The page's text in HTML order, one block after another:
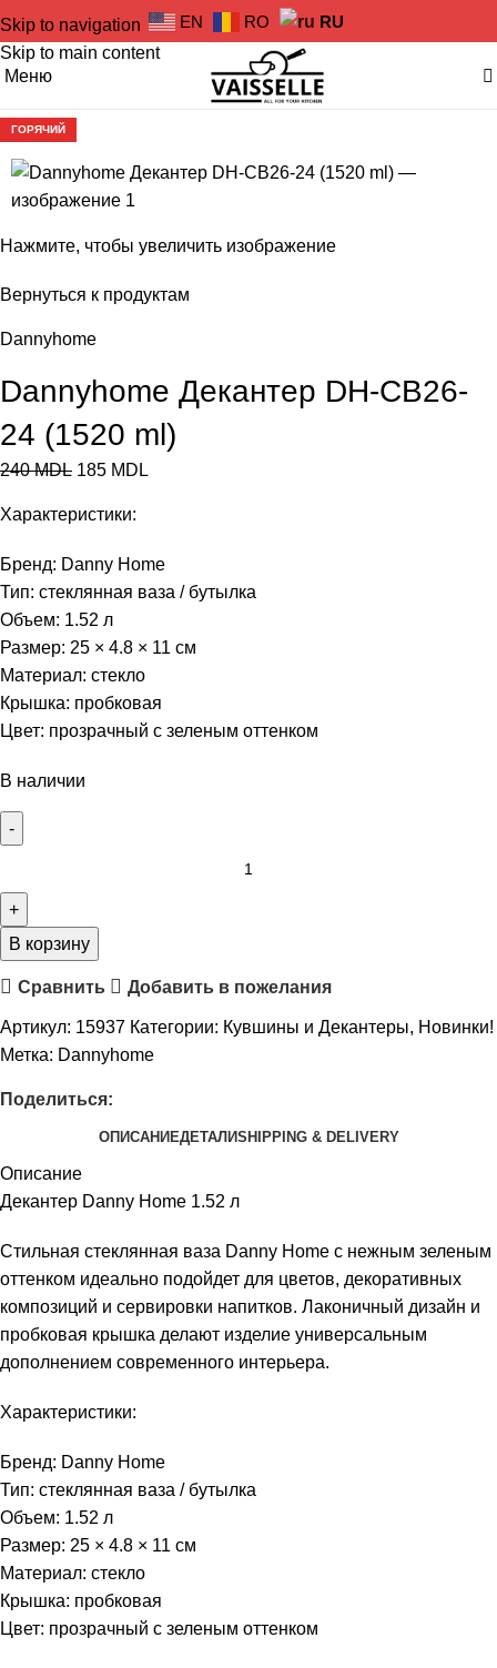
Skip to navigation
Skip to main content
EN RO RU
Меню
ГОРЯЧИЙ
Нажмите, чтобы увеличить изображение
Вернуться к продуктам
Dannyhome
Dannyhome Декантер DH-CB26-
24 (1520 ml)
240MDL 185 MDL
Характеристики:
Бренд: Danny Home
Тип: стеклянная ваза / бутылка
Объем: 1.52 л
Размер: 25 × 4.8 × 11 см
Материал: стекло
Крышка: пробковая
Цвет: прозрачный с зеленым оттенком
В наличии
В корзину
Сравнить Добавить в пожелания
Артикул: 15937 Категории: Кувшины и Декантеры, Новинки!
Метка: Dannyhome
Поделиться:
ОПИСАНИЕДЕТАЛИSHIPPING & DELIVERY
Описание
Декантер Danny Home 1.52 л
Стильная стеклянная ваза Danny Home с нежным зеленым
оттенком идеально подойдет для цветов, декоративных
композиций и сервировки напитков. Лаконичный дизайн и
пробковая крышка делают изделие универсальным
дополнением современного интерьера.
Характеристики:
Бренд: Danny Home
Тип: стеклянная ваза / бутылка
Объем: 1.52 л
Размер: 25 × 4.8 × 11 см
Материал: стекло
Крышка: пробковая
Цвет: прозрачный с зеленым оттенком